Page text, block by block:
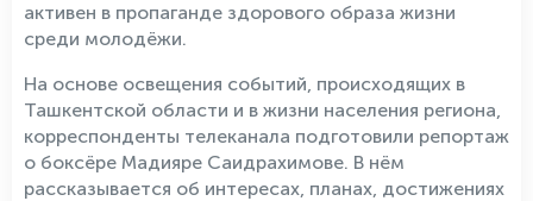
активен в пропаганде здорового образа жизни
среди молодёжи.
На основе освещения событий, происходящих в
Ташкентской области и в жизни населения региона,
корреспонденты телеканала подготовили репортаж
о боксёре Мадияре Саидрахимове. В нём
рассказывается об интересах, планах, достижениях